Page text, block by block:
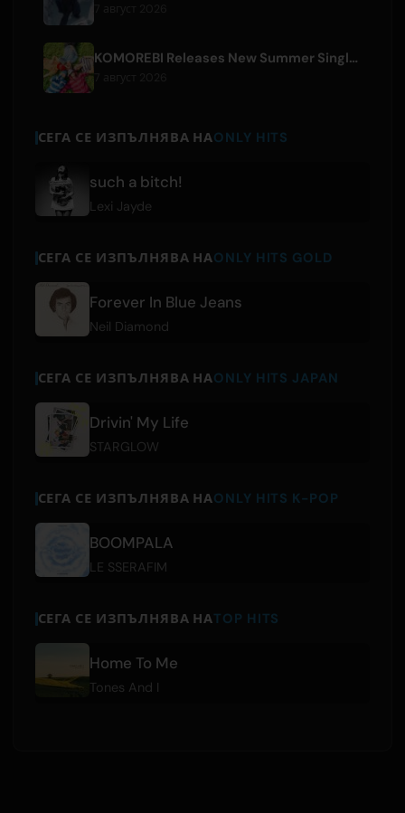
KOMOREBI Releases New Summer Single 'Letsu Natsu'
СЕГА СЕ ИЗПЪЛНЯВА НАONLY HITS
such a bitch!
Lexi Jayde
СЕГА СЕ ИЗПЪЛНЯВА НАONLY HITS GOLD
Forever In Blue Jeans
Neil Diamond
СЕГА СЕ ИЗПЪЛНЯВА НАONLY HITS JAPAN
Drivin' My Life
STARGLOW
СЕГА СЕ ИЗПЪЛНЯВА НАONLY HITS K-POP
BOOMPALA
LE SSERAFIM
СЕГА СЕ ИЗПЪЛНЯВА НАTOP HITS
Home To Me
Tones And I